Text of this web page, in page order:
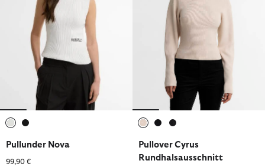
Pullunder Nova
99,90 €
Pullover Cyrus
Rundhalsausschnitt